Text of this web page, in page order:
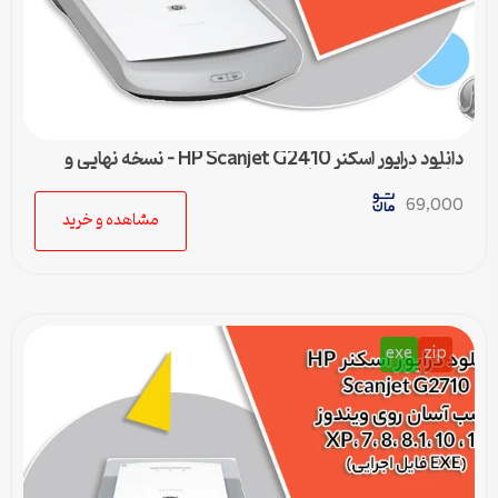
دانلود درایور اسکنر HP Scanjet G2410 – نسخه نهایی و
سازگار با تمام ویندوزها
69,000
مشاهده و خرید
zip
exe